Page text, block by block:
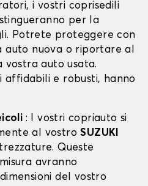
i vostri coprisedili
per la
Potrete proteggere con
auto nuova o riportare al
vostra auto usata.
affidabili e robusti, hanno
: I vostri copriauto si
al vostroSUZUKI
Queste
avranno
del vostro